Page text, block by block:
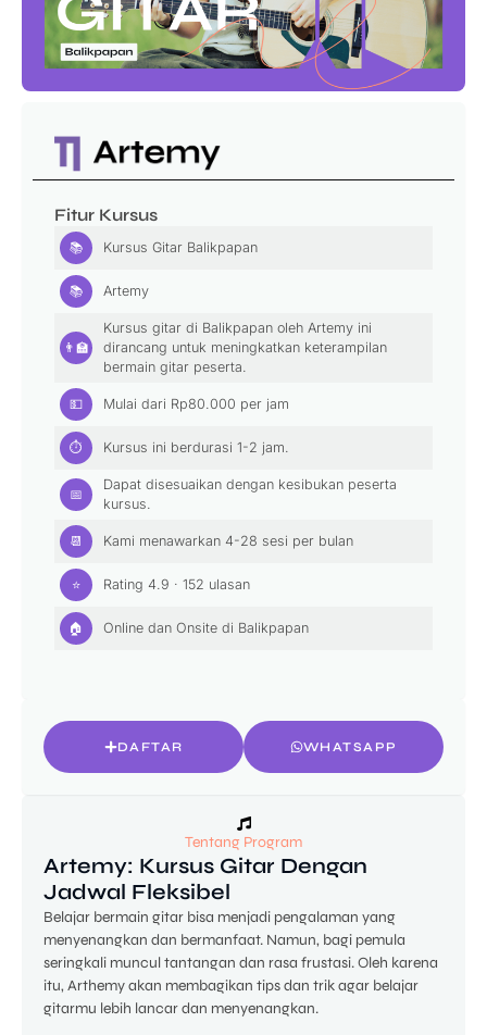
Fitur Kursus
📚 Kursus Gitar Balikpapan
📚 Artemy
👨‍🏫
Kursus gitar di Balikpapan oleh Artemy ini
dirancang untuk meningkatkan keterampilan
bermain gitar peserta.
💵 Mulai dari Rp80.000 per jam
⏱ Kursus ini berdurasi 1-2 jam.
📅
Dapat disesuaikan dengan kesibukan peserta
kursus.
📆 Kami menawarkan 4-28 sesi per bulan
⭐ Rating 4.9 · 152 ulasan
🏠 Online dan Onsite di Balikpapan
DAFTAR WHATSAPP
Tentang Program
Artemy: Kursus Gitar Dengan
Jadwal Fleksibel
Belajar bermain gitar bisa menjadi pengalaman yang
menyenangkan dan bermanfaat. Namun, bagi pemula
seringkali muncul tantangan dan rasa frustasi. Oleh karena
itu, Arthemy akan membagikan tips dan trik agar belajar
gitarmu lebih lancar dan menyenangkan.